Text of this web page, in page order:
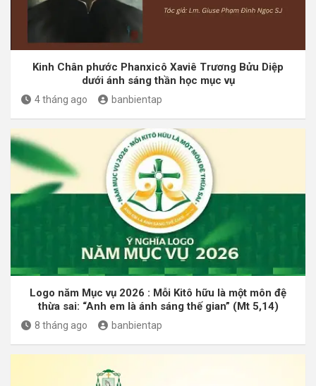
Kinh Chân phước Phanxicô Xaviê Trương Bửu Diệp
dưới ánh sáng thần học mục vụ
4 tháng ago banbientap
Logo năm Mục vụ 2026 : Mỗi Kitô hữu là một môn đệ
thừa sai: “Anh em là ánh sáng thế gian” (Mt 5,14)
8 tháng ago banbientap